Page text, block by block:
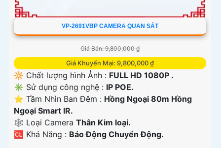
VP-2691VBP CAMERA QUAN SÁT
Giá Bán: 9,800,000 ₫
Giá Khuyến Mại: 9,800,000 ₫
🔆 Chất lượng hình Ảnh : FULL HD 1080P .
✳️ Sử dụng công nghệ : IP POE.
⭐ Tầm Nhìn Ban Đêm : Hồng Ngoại 80m Hồng
Ngoại Smart IR.
🕸️ Loại Camera Thân Kim loại.
️🆑 Khả Năng : Báo Động Chuyển Động.